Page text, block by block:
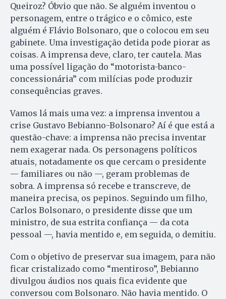
Queiroz? Óbvio que não. Se alguém inventou o
personagem, entre o trágico e o cômico, este
alguém é Flávio Bolsonaro, que o colocou em seu
gabinete. Uma investigação detida pode piorar as
coisas. A imprensa deve, claro, ter cautela. Mas
uma possível ligação do “motorista-banco-
concessionária” com milícias pode produzir
consequências graves.
Vamos lá mais uma vez: a imprensa inventou a
crise Gustavo Bebianno-Bolsonaro? Aí é que está a
questão-chave: a imprensa não precisa inventar
nem exagerar nada. Os personagens políticos
atuais, notadamente os que cercam o presidente
— familiares ou não —, geram problemas de
sobra. A imprensa só recebe e transcreve, de
maneira precisa, os pepinos. Seguindo um filho,
Carlos Bolsonaro, o presidente disse que um
ministro, de sua estrita confiança — da cota
pessoal —, havia mentido e, em seguida, o demitiu.
Com o objetivo de preservar sua imagem, para não
ficar cristalizado como “mentiroso”, Bebianno
divulgou áudios nos quais fica evidente que
conversou com Bolsonaro. Não havia mentido. O